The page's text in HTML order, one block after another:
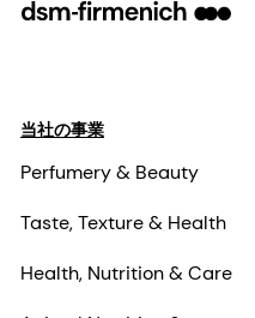
当社の事業
Perfumery & Beauty
Taste, Texture & Health
Health, Nutrition & Care